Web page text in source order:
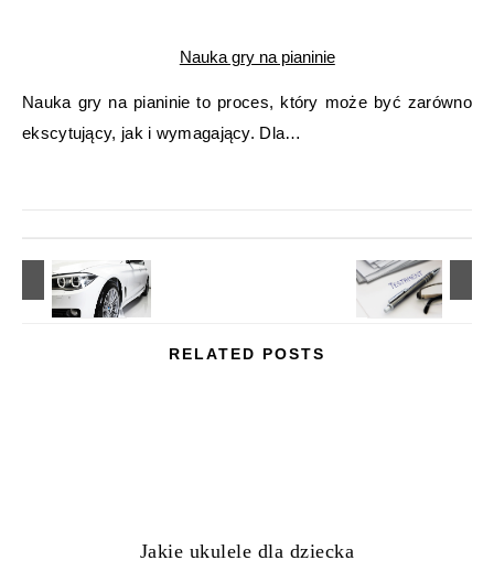
Nauka gry na pianinie
Nauka gry na pianinie to proces, który może być zarówno
ekscytujący, jak i wymagający. Dla…
RELATED POSTS
Jakie ukulele dla dziecka